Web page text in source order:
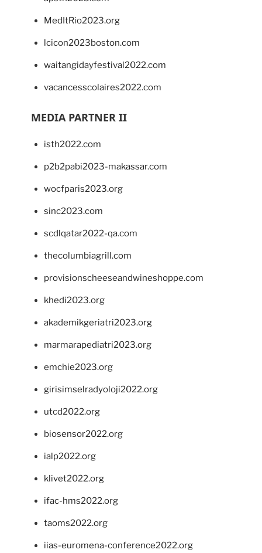
MedItRio2023.org
lcicon2023boston.com
waitangidayfestival2022.com
vacancesscolaires2022.com
MEDIA PARTNER II
isth2022.com
p2b2pabi2023-makassar.com
wocfparis2023.org
sinc2023.com
scdlqatar2022-qa.com
thecolumbiagrill.com
provisionscheeseandwineshoppe.com
khedi2023.org
akademikgeriatri2023.org
marmarapediatri2023.org
emchie2023.org
girisimselradyoloji2022.org
utcd2022.org
biosensor2022.org
ialp2022.org
klivet2022.org
ifac-hms2022.org
taoms2022.org
iias-euromena-conference2022.org